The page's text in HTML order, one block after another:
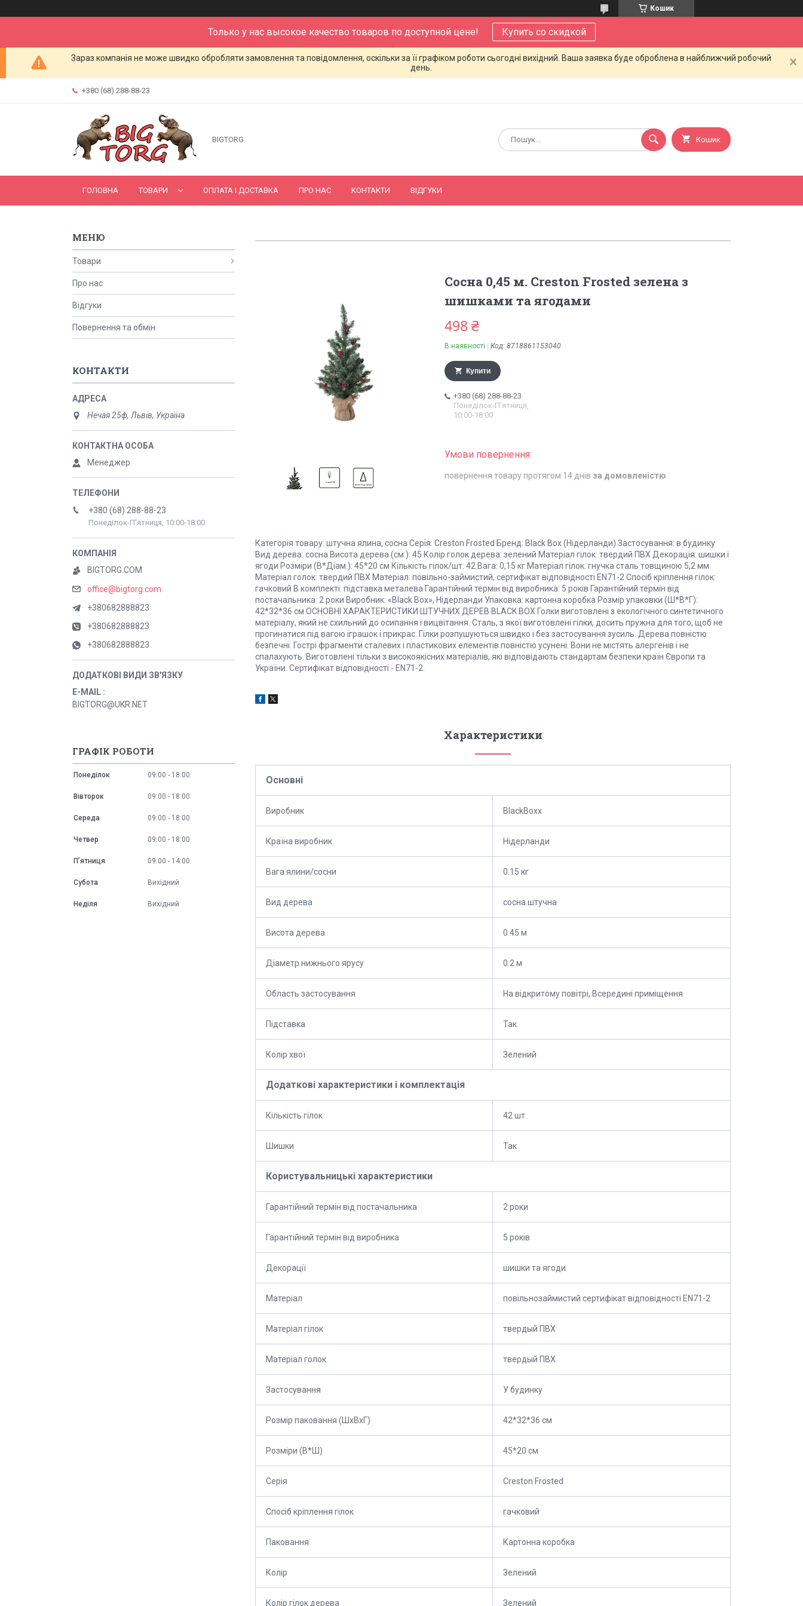
Кошик
Только у нас высокое качество товаров по доступной цене! Купить со скидкой
Зараз компанія не може швидко обробляти замовлення та повідомлення, оскільки за її графіком роботи сьогодні вихідний. Ваша заявка буде оброблена в найближчий робочий
день.
+380 (68) 288-88-23
BIGTORG Кошик
ГОЛОВНА ТОВАРИ ОПЛАТА І ДОСТАВКА ПРО НАС КОНТАКТИ ВІДГУКИ
Сосна 0,45 м. Creston Frosted зелена з
шишками та ягодами
498 ₴
В наявності Код: 8718861153040
Купити
+380 (68) 288-88-23
Понеділок-П'ятниця,
10:00-18:00
повернення товару протягом 14 днів за домовленістю
Категорія товару: штучна ялина, сосна Серія: Creston Frosted Бренд: Black Box (Нідерланди) Застосування: в будинку
Вид дерева: сосна Висота дерева (см.): 45 Колір голок дерева: зелений Матеріал гілок: твердий ПВХ Декорація: шишки і
ягоди Розміри (В*Діам.): 45*20 см Кількість гілок/шт: 42 Вага: 0,15 кг Матеріал гілок: гнучка сталь товщиною 5,2 мм
Матеріал голок: твердий ПВХ Матеріал: повільно-займистий, сертифікат відповідності EN71-2 Спосіб кріплення гілок:
гачковий В комплекті: підставка металева Гарантійний термін від виробника: 5 років Гарантійний термін від
постачальника: 2 роки Виробник: «Black Box», Нідерланди Упаковка: картонна коробка Розмір упаковки (Ш*В*Г):
42*32*36 см ОСНОВНІ ХАРАКТЕРИСТИКИ ШТУЧНИХ ДЕРЕВ BLACK BOX Голки виготовлені з екологічного синтетичного
матеріалу, який не схильний до осипання і вицвітання. Сталь, з якої виготовлені гілки, досить пружна для того, щоб не
прогинатися під вагою іграшок і прикрас. Гілки розпушуються швидко і без застосування зусиль. Дерева повністю
безпечні. Гострі фрагменти сталевих і пластикових елементів повністю усунені. Вони не містять алергенів і не
спалахують. Виготовлені тільки з високоякісних матеріалів, які відповідають стандартам безпеки країн Європи та
України. Сертифікат відповідності - EN71-2.
Характеристики
Основні
Виробник BlackBoxx
Країна виробник Нідерланди
Вага ялини/сосни 0.15 кг
Вид дерева сосна штучна
Висота дерева 0.45 м
Діаметр нижнього ярусу 0.2 м
Область застосування На відкритому повітрі, Всередині приміщення
Підставка Так
Колір хвої Зелений
Додаткові характеристики і комплектація
Кількість гілок 42 шт.
Шишки Так
Користувальницькі характеристики
Гарантійний термін від постачальника 2 роки
Гарантійний термін від виробника 5 років
Декорації шишки та ягоди
Матеріал повільнозаймистий сертифікат відповідності EN71-2
Матеріал гілок твердый ПВХ
Матеріал голок твердый ПВХ
Застосування У будинку
Розмір паковання (ШхВхГ) 42*32*36 см
Розміри (В*Ш) 45*20 см
Серія Creston Frosted
Спосіб кріплення гілок гачковий
Паковання Картонна коробка
Колір Зелений
Колір гілок дерева Зелений
Товари
Про нас
Відгуки
Повернення та обмін
КОНТАКТИ
Нечая 25ф, Львів, Україна
Менеджер
+380 (68) 288-88-23
Понеділок-П'ятниця, 10:00-18:00
BIGTORG.COM
office@bigtorg.com
+380682888823
+380682888823
+380682888823
E-MAIL
BIGTORG@UKR.NET
ГРАФІК РОБОТИ
Понеділок 09:00 18:00
Вівторок 09:00 18:00
Середа 09:00 18:00
Четвер 09:00 18:00
Пʼятниця 09:00 14:00
Субота Вихідний
Неділя Вихідний